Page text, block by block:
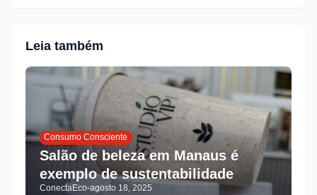
Leia também
Consumo Consciente
Salão de beleza em Manaus é
exemplo de sustentabilidade
ConectaEco-agosto 18, 2025